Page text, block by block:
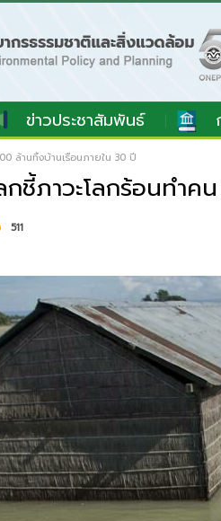
ข่าวประชาสัมพันธ์
ล้านทิ้งบ้านเรือนภายใน 30 ปี
ชี้ภาวะโลกร้อนทำ
511